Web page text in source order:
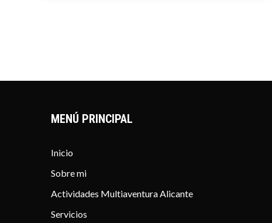
MENÚ PRINCIPAL
Inicio
Sobre mi
Actividades Multiaventura Alicante
Servicios